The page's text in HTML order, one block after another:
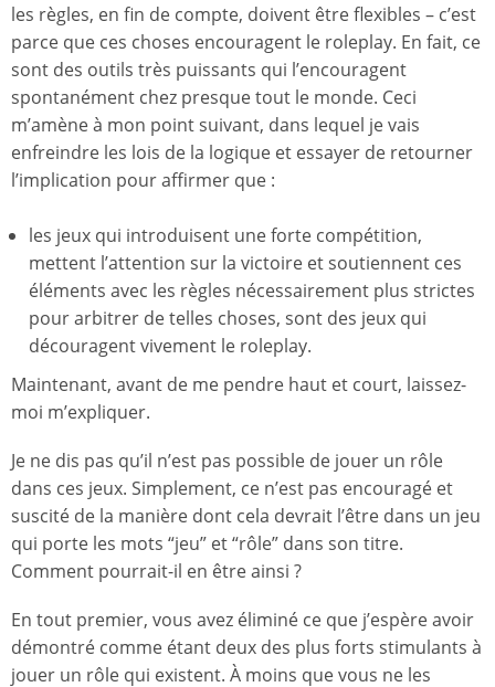
les règles, en fin de compte, doivent être flexibles – c’est
parce que ces choses encouragent le roleplay. En fait, ce
sont des outils très puissants qui l’encouragent
spontanément chez presque tout le monde. Ceci
m’amène à mon point suivant, dans lequel je vais
enfreindre les lois de la logique et essayer de retourner
l’implication pour affirmer que :
les jeux qui introduisent une forte compétition,
mettent l’attention sur la victoire et soutiennent ces
éléments avec les règles nécessairement plus strictes
pour arbitrer de telles choses, sont des jeux qui
découragent vivement le roleplay.
Maintenant, avant de me pendre haut et court, laissez-
moi m’expliquer.
Je ne dis pas qu’il n’est pas possible de jouer un rôle
dans ces jeux. Simplement, ce n’est pas encouragé et
suscité de la manière dont cela devrait l’être dans un jeu
qui porte les mots “jeu” et “rôle” dans son titre.
Comment pourrait-il en être ainsi ?
En tout premier, vous avez éliminé ce que j’espère avoir
démontré comme étant deux des plus forts stimulants à
jouer un rôle qui existent. À moins que vous ne les